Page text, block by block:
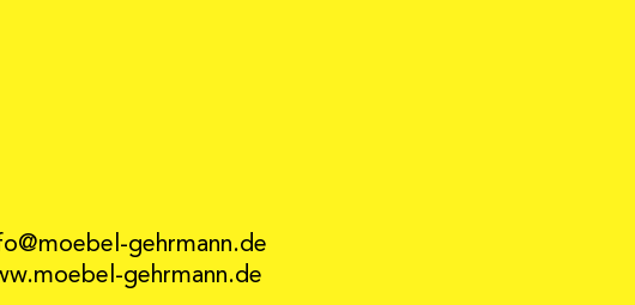
gehrmann.de
gehrmann.de